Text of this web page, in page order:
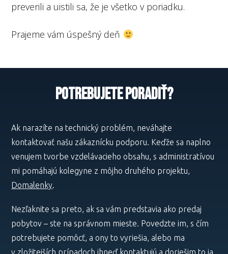
preverili a uistili sa, že je všetko v poriadku.
Prajeme vám úspešný deň
POTREBUJETE PORADIŤ?
Ak narazíte na technický problém, neváhajte
kontaktovať našu zákaznícku podporu. Keďže sa naplno
venujem tvorbe vzdelávacieho obsahu, s administratívou
mi pomáhajú kolegyne z môjho druhého projektu,
Domalenky
Nezľaknite sa preto, ak sa vám predstavia ako predaj
pobytov – ste na správnom mieste. Povedzte im, s čím
potrebujete pomôcť, a ony to vyriešia, alebo ma
v zložitejších prípadoch ihneď kontaktujú a doriešim to ja